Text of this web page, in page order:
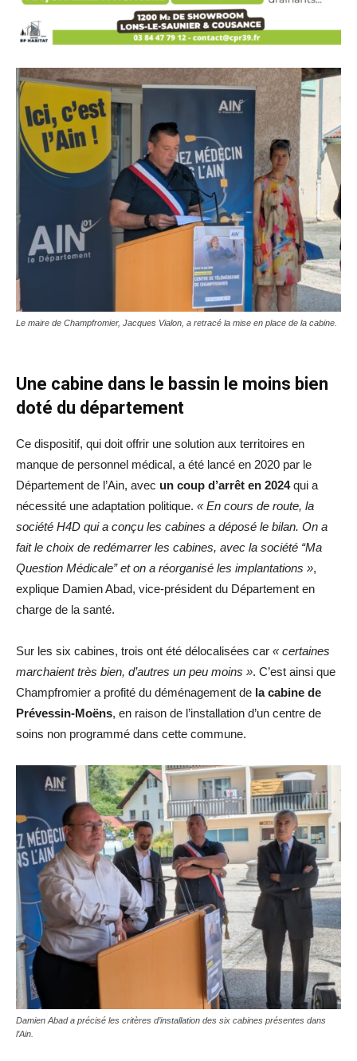
Le maire de Champfromier, Jacques Vialon, a retracé la mise en place de la cabine.
Une cabine dans le bassin le moins bien
doté du département
Ce dispositif, qui doit offrir une solution aux territoires en
manque de personnel médical, a été lancé en 2020 par le
Département de l’Ain, avec un coup d’arrêt en 2024qui a
nécessité une adaptation politique. « En cours de route, la
société H4D qui a conçu les cabines a déposé le bilan. On a
fait le choix de redémarrer les cabines, avec la société “Ma
Question Médicale” et on a réorganisé les implantations »,
explique Damien Abad, vice-président du Département en
charge de la santé.
Sur les six cabines, trois ont été délocalisées car « certaines
marchaient très bien, d’autres un peu moins ». C’est ainsi que
Champfromier a profité du déménagement de la cabine de
Prévessin-Moëns, en raison de l’installation d’un centre de
soins non programmé dans cette commune.
Damien Abad a précisé les critères d’installation des six cabines présentes dans
l’Ain.